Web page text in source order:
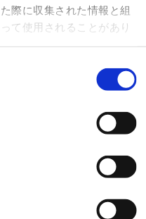
際に収集された情報と組
て使用されることがあり
決に向けた開発・実証を
貢献します。